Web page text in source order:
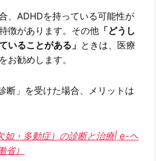
、ADHDを持っている可能性が
徴があります。その他 「どうし
いることがある」 ときは、医療
お勧めします。
断」を受けた場合、メリットは
如・多動症）の診断と治療| e-ヘ
）